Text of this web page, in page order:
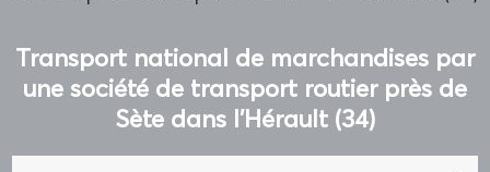
Transport national de marchandises par
une société de transport routier près de
Sète dans l'Hérault (34)